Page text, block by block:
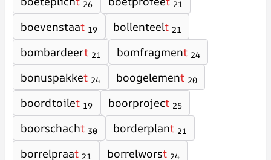
26 21
boevenstaat 19 bollenteelt 21
bombardeert 21 bomfragment 24
bonuspakket 24 boogelement 20
boordtoilet 19 boorproject 25
boorschacht 30 borderplant 21
borrelpraat 21 borrelworst 24